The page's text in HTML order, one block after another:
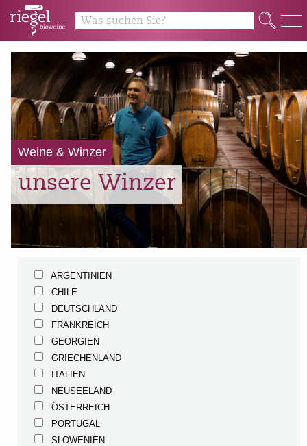
Q
Weine & Winzer
unsere Winzer
ARGENTINIEN
CHILE
DEUTSCHLAND
FRANKREICH
GEORGIEN
GRIECHENLAND
ITALIEN
NEUSEELAND
ÖSTERREICH
PORTUGAL
SLOWENIEN